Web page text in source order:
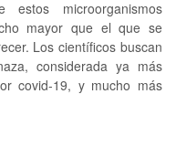
estos microorganismos
mayor que el que se
Los científicos buscan
considerada ya más
covid-19, y mucho más